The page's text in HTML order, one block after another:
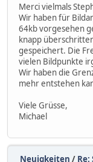
Merci vielmals
Wir haben für
64kb vorgesehen
knapp
gespeichert. Die
vielen Bildpunkte
Wir haben die
mehr entstehen
Viele Grüsse,
Michael
Neuigkeiten /